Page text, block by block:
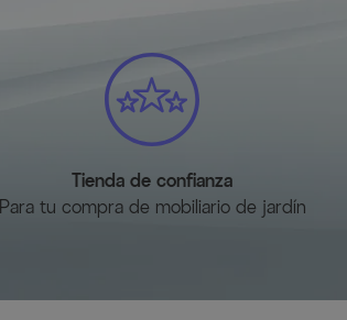
Tienda de confianza
Para tu compra de mobiliario de jardín